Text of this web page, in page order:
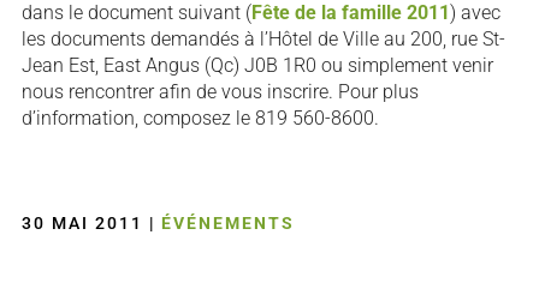
dans le document suivant (Fête de la famille 2011 ) avec
les documents demandés à l’Hôtel de Ville au 200, rue St-
Jean Est, East Angus (Qc) J0B 1R0 ou simplement venir
nous rencontrer afin de vous inscrire. Pour plus
d’information, composez le 819 560-8600.
30 MAI 2011 | ÉVÉNEMENTS